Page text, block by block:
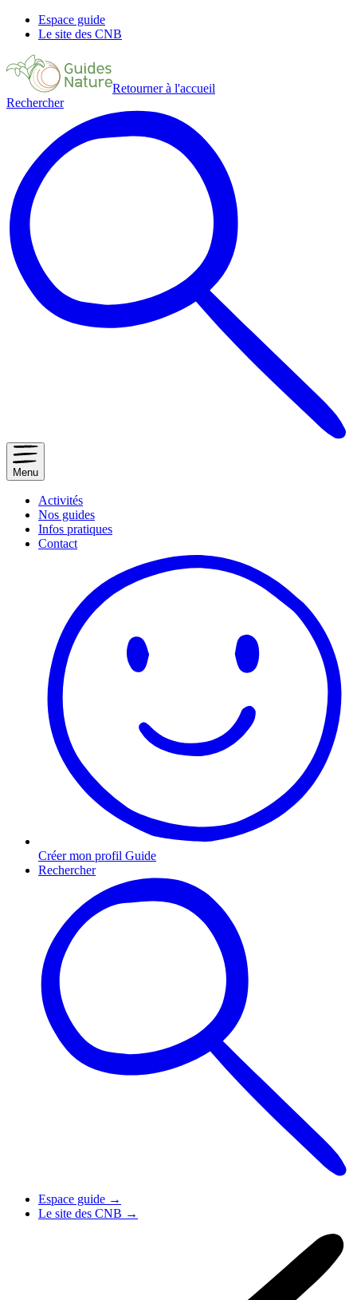
Espace guide
Le site des CNB
Retourner à l'accueil
Rechercher
Menu
Activités
Nos guides
Infos pratiques
Contact
Créer mon profil Guide
Rechercher
Espace guide →
Le site des CNB →